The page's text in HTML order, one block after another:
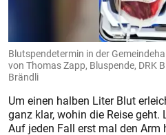
Blutspendetermin in der
von Thomas Zapp, Bluspende, DRK
Brändli
Um einen halben Liter Blut
ganz klar, wohin die Reise geht.
Auf jeden Fall erst mal den